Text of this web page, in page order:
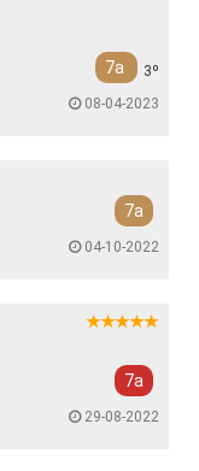
7a
3º
08-04-2023
7a
04-10-2022
7a
29-08-2022